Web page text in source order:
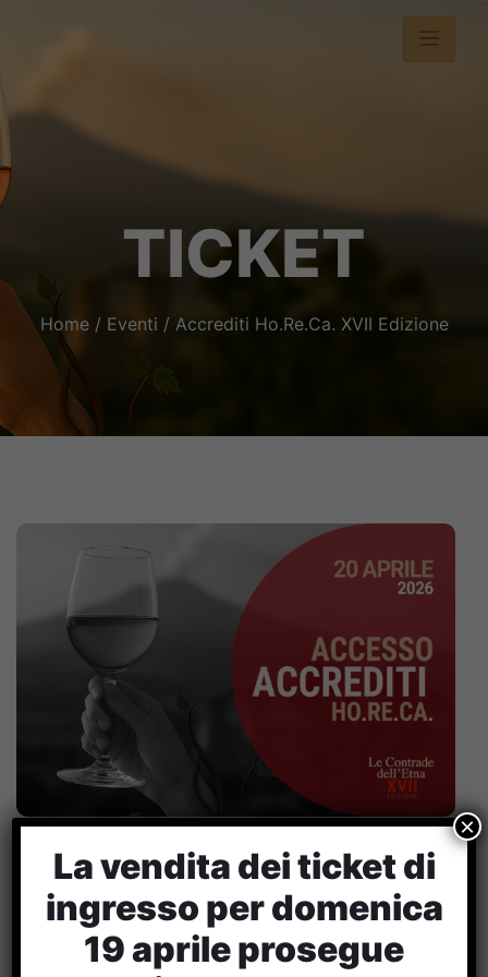
TICKET
Home/ Eventi / Accrediti Ho.Re.Ca. XVII Edizione
Accrediti Ho.Re.Ca.
XVII Edizione
La vendita dei ticket di
ingresso per domenica
19 aprile prosegue
×